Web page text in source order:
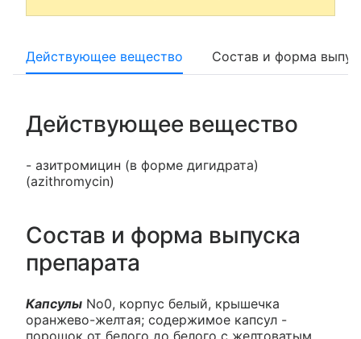
Действующее вещество Состав и форма
Действующее вещество
- азитромицин (в форме дигидрата)
(azithromycin)
Состав и форма выпуска
препарата
Капсулы No0, корпус белый, крышечка
оранжево-желтая; содержимое капсул -
порошок от белого до белого с желтоватым